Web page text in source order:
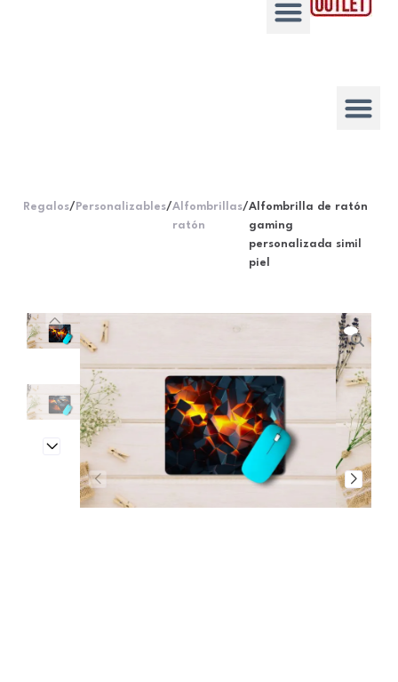
Regalos/ Personalizables/Alfombrillas
ratón
/Alfombrilla de ratón
gaming
personalizada simil
piel